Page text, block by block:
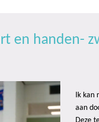
en handen-
Ik
aan